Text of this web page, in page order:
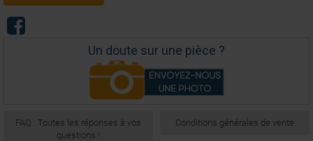
Un doute sur une pièce ?
FAQ : Toutes les réponses à vos
questions !
Conditions générales de vente